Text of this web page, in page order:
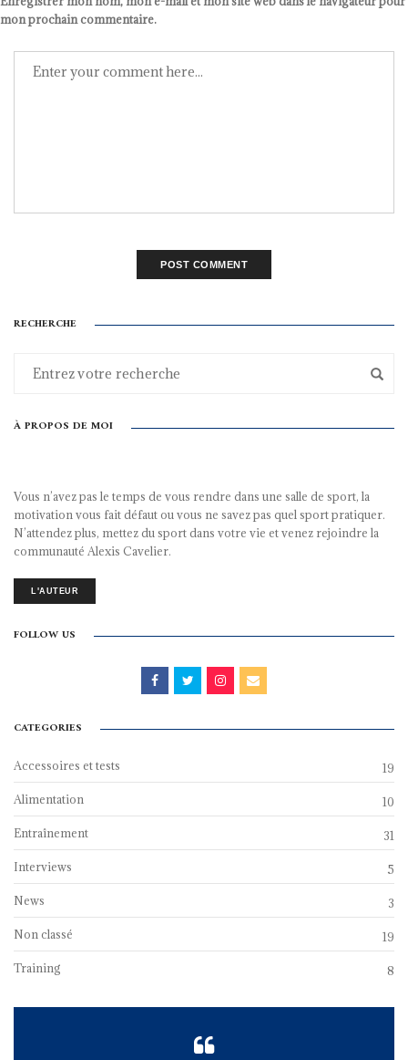
mon prochain commentaire.
RECHERCHE
À PROPOS DE MOI
Vous n’avez pas le temps de vous rendre dans une salle de sport, la
motivation vous fait défaut ou vous ne savez pas quel sport pratiquer.
N’attendez plus, mettez du sport dans votre vie et venez rejoindre la
communauté Alexis Cavelier.
L'AUTEUR
FOLLOW US
CATEGORIES
Accessoires et tests 19
Alimentation 10
Entraînement 31
Interviews 5
News 3
Non classé 19
Training 8